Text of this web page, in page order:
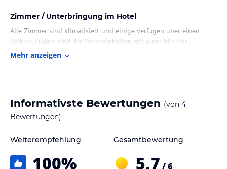
Zimmer / Unterbringung im Hotel
Alle Zimmer sind klimatisiert und einige verfügen über einen
Balkon. Zudem sind die Wohneinheiten mit einer Minibar
ausgestattet. Schallisolierte Zimmer und allergikerfreundliche
Die Verpflegungsmöglichkeiten umfassen ein Restaurant, das
Frühstück anbietet. Es wird auch ein Zimmerservice bereitgestellt.
Besondere Ernährungsbedürfnisse können auf Anfrage
Die Unterkunft bietet verschiedene Freizeitmöglichkeiten,
Mehr anzeigen
Informativste Bewertungen (von 4
Bewertungen)
Weiterempfehlung
100%
Gesamtbewertung
5,7 / 6